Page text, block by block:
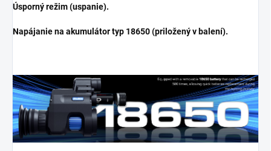
Úsporný režim (uspanie).
Napájanie na akumulátor typ 18650 (priložený v balení).